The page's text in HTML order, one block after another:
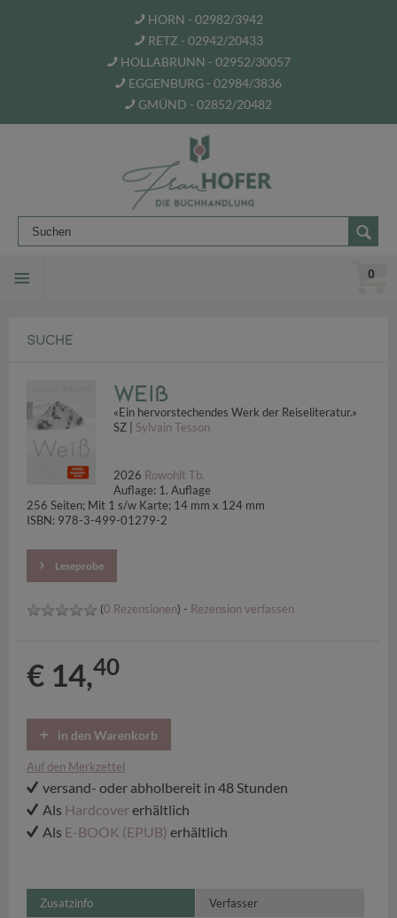
HORN - 02982/3942
RETZ - 02942/20433
HOLLABRUNN - 02952/30057
EGGENBURG - 02984/3836
GMÜND - 02852/20482
0
SUCHE
Weiß
«Ein hervorstechendes Werk der Reiseliteratur.»
SZ | Sylvain Tesson
2026 Rowohlt Tb.
Auflage: 1. Auflage
256 Seiten; Mit 1 s/w Karte; 14 mm x 124 mm
ISBN: 978-3-499-01279-2
Leseprobe
(0 Rezensionen) - Rezension verfassen
€ 14,40
in den Warenkorb
Auf den Merkzettel
versand- oder abholbereit in 48 Stunden
Als Hardcovererhältlich
Als E-BOOK (EPUB) erhältlich
Zusatzinfo Verfasser